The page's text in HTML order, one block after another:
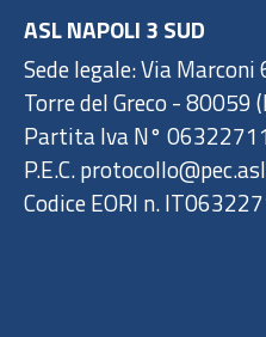
ASL NAPOLI 3 SUD
Sede legale: Via Marconi
Torre del Greco - 80059
Partita Iva N°
P.E.C.
Codice EORI n.